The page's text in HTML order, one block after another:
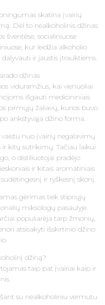
skatina įvairių
Dėl to nealkoholinis džinas
šventėse, socialiniuose
kur leidžia alkoholio
ir jaustis įtrauktiems.
džinas
viduramžius, kai vienuoliai
išgauti medicininiais
pirmųjų žaliavų, kurios buvo
ankstyvąja džino forma.
nuo įvairių negalavimų
ir kitų sutrikimų. Tačiau laikui
o distiliuotojai pradėjo
ir kitais aromatiniais
ir ryškesnį skonį.
gėrimas tiek stipriųjų
miksologų pasaulyje.
populiarėja tarp žmonių,
atsisakyti išskirtinio džino
džiną?
taip pat įvairiai kaip ir
su nealkoholiniu vermutu